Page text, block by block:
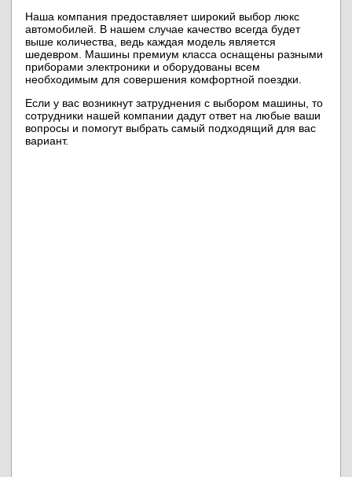
Наша компания предоставляет широкий выбор люкс
автомобилей. В нашем случае качество всегда будет
выше количества, ведь каждая модель является
шедевром. Машины премиум класса оснащены разными
приборами электроники и оборудованы всем
необходимым для совершения комфортной поездки.
Если у вас возникнут затруднения с выбором машины, то
сотрудники нашей компании дадут ответ на любые ваши
вопросы и помогут выбрать самый подходящий для вас
вариант.